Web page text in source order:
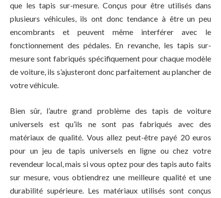
que les tapis sur-mesure. Conçus pour être utilisés dans
plusieurs véhicules, ils ont donc tendance à être un peu
encombrants et peuvent même interférer avec le
fonctionnement des pédales. En revanche, les tapis sur-
mesure sont fabriqués spécifiquement pour chaque modèle
de voiture, ils s’ajusteront donc parfaitement au plancher de
votre véhicule.
Bien sûr, l’autre grand problème des tapis de voiture
universels est qu’ils ne sont pas fabriqués avec des
matériaux de qualité. Vous allez peut-être payé 20 euros
pour un jeu de tapis universels en ligne ou chez votre
revendeur local, mais si vous optez pour des tapis auto faits
sur mesure, vous obtiendrez une meilleure qualité et une
durabilité supérieure. Les matériaux utilisés sont conçus